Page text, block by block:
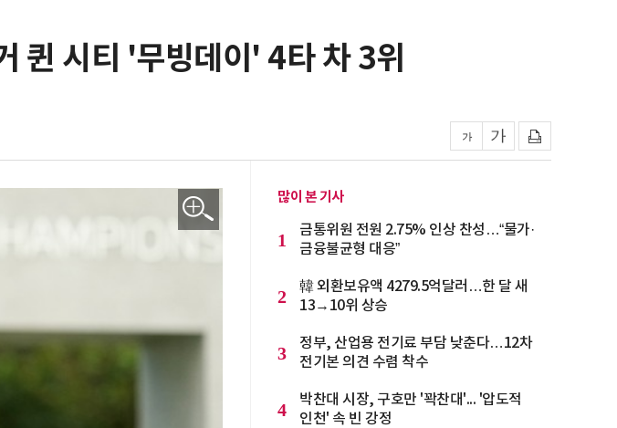
퀸 시티 '무빙데이' 4타 차 3위
많이 본 기사
1
금통위원 전원 2.75% 인상 찬성…“물가·
금융불균형 대응”
2
韓 외환보유액 4279.5억달러…한 달 새
13→10위 상승
3
정부, 산업용 전기료 부담 낮춘다…12차
전기본 의견 수렴 착수
4
박찬대 시장, 구호만 '꽉찬대'... '압도적
인천' 속 빈 강정